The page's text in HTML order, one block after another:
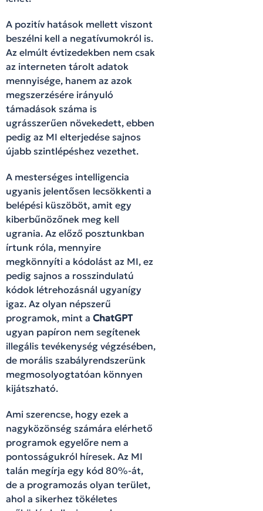
A pozitív hatások mellett viszont
beszélni kell a negatívumokról is.
Az elmúlt évtizedekben nem csak
az interneten tárolt adatok
mennyisége, hanem az azok
megszerzésére irányuló
támadások száma is
ugrásszerűen növekedett, ebben
pedig az MI elterjedése sajnos
újabb szintlépéshez vezethet.
A mesterséges intelligencia
ugyanis jelentősen lecsökkenti a
belépési küszöböt, amit egy
kiberbűnözőnek meg kell
ugrania. Az előző posztunkban
írtunk róla, mennyire
megkönnyíti a kódolást az MI, ez
pedig sajnos a rosszindulatú
kódok létrehozásnál ugyanígy
igaz. Az olyan népszerű
programok, mint a ChatGPT
ugyan papíron nem segítenek
illegális tevékenység végzésében,
de morális szabályrendszerünk
megmosolyogtatóan könnyen
kijátszható.
Ami szerencse, hogy ezek a
nagyközönség számára elérhető
programok egyelőre nem a
pontosságukról híresek. Az MI
talán megírja egy kód 80%-át,
de a programozás olyan terület,
ahol a sikerhez tökéletes